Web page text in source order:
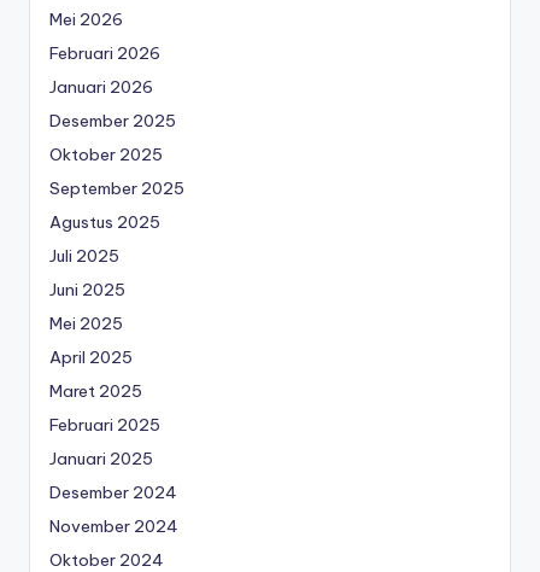
Mei 2026
Februari 2026
Januari 2026
Desember 2025
Oktober 2025
September 2025
Agustus 2025
Juli 2025
Juni 2025
Mei 2025
April 2025
Maret 2025
Februari 2025
Januari 2025
Desember 2024
November 2024
Oktober 2024